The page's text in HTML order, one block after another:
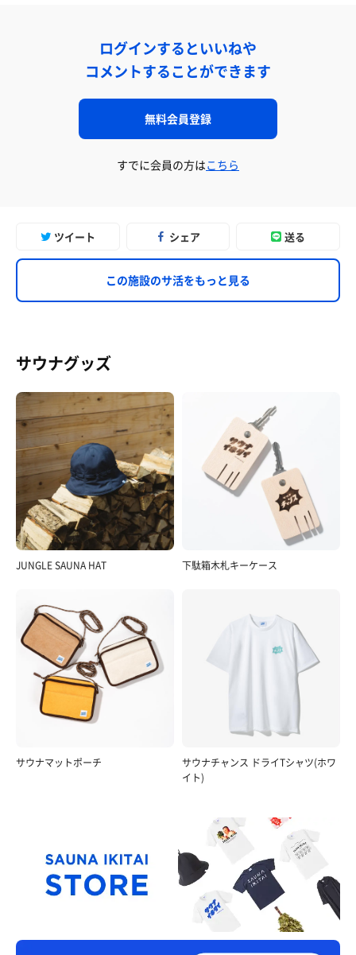
ログインするといいねや
コメントすることができます
無料会員登録
すでに会員の方はこちら
ツイート シェア 送る
この施設のサ活をもっと見る
サウナグッズ
JUNGLE SAUNA HAT 下駄箱木札キーケース
サウナマットポーチ
サウナチャンス ドライTシャツ(ホワ
イト)